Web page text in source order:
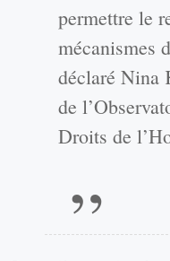
permettre le
mécanismes
déclaré Nina
de
Droits de